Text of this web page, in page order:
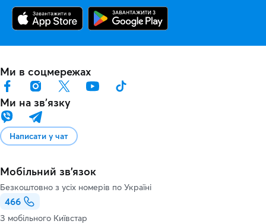
Ми в соцмережах
Ми на звʼязку
Написати у чат
Мобільний зв'язок
Безкоштовно з усіх номерів по Україні
466
З мобільного Київстар